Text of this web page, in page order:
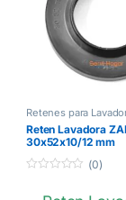
Retenes para
Reten Lavadora
30x52x10/12 mm
(0)